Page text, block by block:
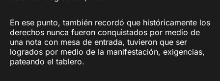
En ese punto, también recordó que históricamente los
derechos nunca fueron conquistados por medio de
una nota con mesa de entrada, tuvieron que ser
logrados por medio de la manifestación, exigencias,
pateando el tablero.